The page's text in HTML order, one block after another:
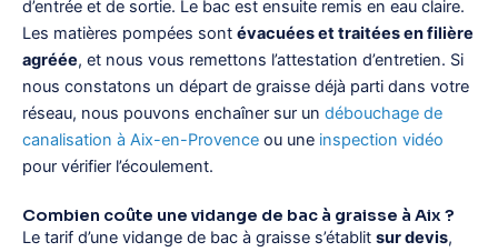
d’entrée et de sortie. Le bac est ensuite remis en eau claire.
Les matières pompées sont évacuées et traitées en filière
agréée, et nous vous remettons l’attestation d’entretien. Si
nous constatons un départ de graisse déjà parti dans votre
réseau, nous pouvons enchaîner sur un débouchage de
canalisation à Aix-en-Provence ou une inspection vidéo
pour vérifier l’écoulement.
Combien coûte une vidange de bac à graisse à Aix ?
Le tarif d’une vidange de bac à graisse s’établit sur devis,